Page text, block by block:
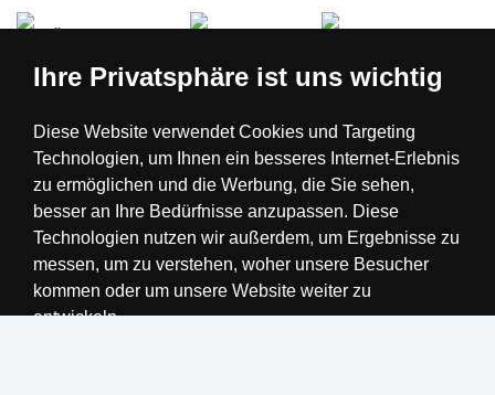
Nederland
Ihre Privatsphäre ist uns wichtig
Diese Website verwendet Cookies und Targeting
Technologien, um Ihnen ein besseres Internet-Erlebnis
zu ermöglichen und die Werbung, die Sie sehen,
besser an Ihre Bedürfnisse anzupassen. Diese
Technologien nutzen wir außerdem, um Ergebnisse zu
messen, um zu verstehen, woher unsere Besucher
kommen oder um unsere Website weiter zu
entwickeln.